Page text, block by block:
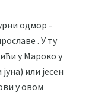
одмор -
. У ту
у Мароко у
или јесен
у овом